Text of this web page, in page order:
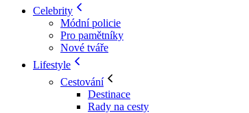
Celebrity
Módní policie
Pro pamětníky
Nové tváře
Lifestyle
Cestování
Destinace
Rady na cesty